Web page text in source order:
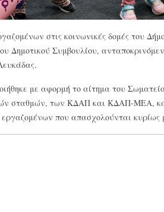
στις κοινωνικές δομές του
Δημοτικού Συμβουλίου,
με αφορμή το αίτημα του
σταθμών, των ΚΔΑΠ και ΚΔΑΠ-ΜΕΑ,
εργαζομένων που απασχολούνται